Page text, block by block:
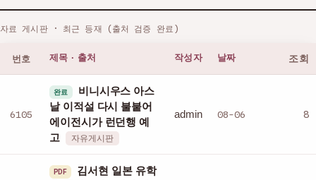
자료 게시판 · 최근 등재 (출처 검증 완료)
번호 제목 · 출처 작성자 날짜 조회
6105
완료
비니시우스 아스
날 이적설 다시 불붙어
에이전시가 런던행 예
고
자유게시판
admin 08-06 8
PDF
김서현 일본 유학